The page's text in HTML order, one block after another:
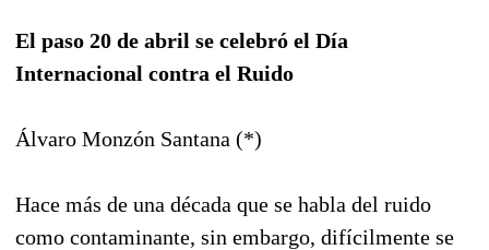
El paso 20 de abril se celebró el Día
Internacional contra el Ruido
Álvaro Monzón Santana (*)
Hace más de una década que se habla del ruido
como contaminante, sin embargo, difícilmente se